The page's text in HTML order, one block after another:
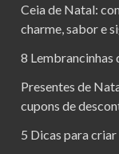
Ceia de Natal:
charme, sabor e
8 Lembrancinhas
Presentes de
cupons de
5 Dicas para